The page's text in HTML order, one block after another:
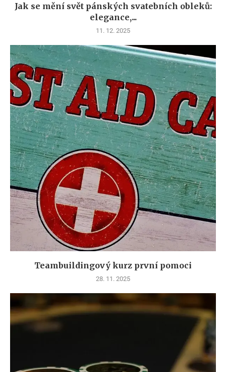
Jak se mění svět pánských svatebních obleků:
elegance,...
11. 12. 2025
Teambuildingový kurz první pomoci
28. 11. 2025